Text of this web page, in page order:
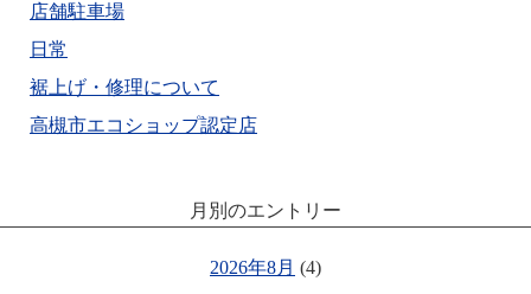
店舗駐車場
日常
裾上げ・修理について
高槻市エコショップ認定店
月別のエントリー
2026年8月 (4)